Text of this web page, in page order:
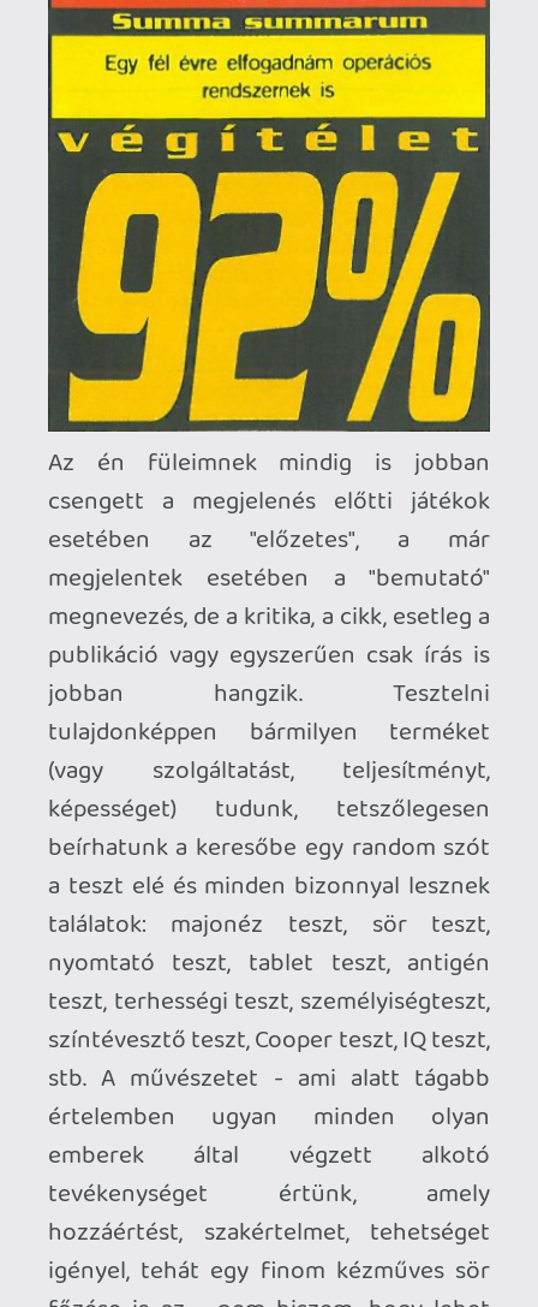
nyomtató teszt, tablet teszt, antigén
teszt, terhességi teszt, személyiségteszt,
színtévesztő teszt, Cooper teszt, IQ teszt,
stb. A művészetet - ami alatt tágabb
értelemben ugyan minden olyan
emberek által végzett alkotó
tevékenységet értünk, amely
hozzáértést, szakértelmet, tehetséget
igényel, tehát egy finom kézműves sör
főzése is az - nem hiszem, hogy lehet
"tesztelni", legfeljebb véleményezni vagy
kritizálni.
Mario kART
Fel kell tehát tennünk a nagy kérdést,
hogy minek tartjuk a játékokat:
terméknek vagy művészetnek? Nem is
olyan könnyű egyértelműen válaszolni
erre a kérdésre, hiszen egy bizonyos
színvonal alatt nagyon nehéz
művészetként tekinteni rájuk, csakúgy,
mint minden másra is. Hiszen hozzá nem
értő szemek számára nincs nagy
különbség egy kiállításon bemutatott,
neves képzőművész kezei által formált
szobor és egy 100 Ft-os boltban kapható,
a Kínai Népköztársaságban több tízezer
példányban öntött, ultra giccses
karácsonyi dekorációként szolgáló
műanyag figura között. (Ahogyan például
a sógorom sem érti mi a különbség a fiam
5€-s Kylo Ren figurája és a polcomon
pihenő, a Witcher III gyűjtői változatából
származó Geralt figura között...bár ez
nem annyira jó példa, mert mindkettőt
Kínában gyártották és egyformán
vitatható művészeti értékük.) Az én
értékrendszeremben Kis Grofó vagy
Majka munkásságát sem tartom
művészetnek, de a saját gyártású
netflixes filmek döntő többségére sem,
mint filmművészti alkotásra tekintek,
ezek csupán egy piaci igényre adott